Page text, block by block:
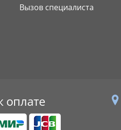
Вызов специалиста
оплате